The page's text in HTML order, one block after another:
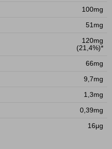
100mg
51mg
120mg
(21,4%)*
66mg
9,7mg
1,3mg
0,39mg
16μg